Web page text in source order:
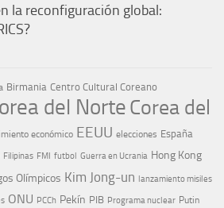
la reconfiguración global:
Birmania Centro Cultural Coreano
del NorteCorea del
económico EEUU elecciones España
Filipinas FMI futbol Guerra en Ucrania Hong Kong
Olímpicos Kim Jong-un lanzamiento misiles
ONU PCCh Pekín PIB Programa nuclear Putin